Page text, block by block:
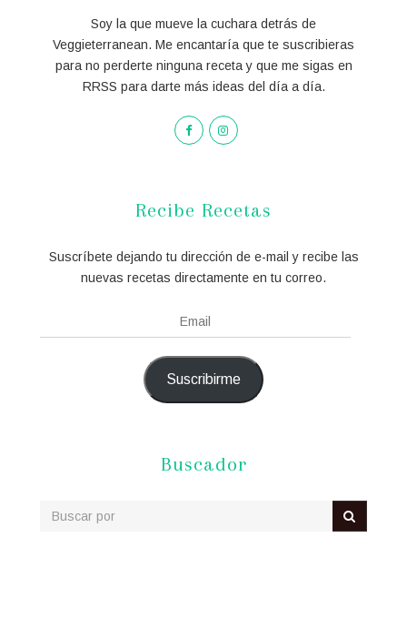
Soy la que mueve la cuchara detrás de
Veggieterranean. Me encantaría que te suscribieras
para no perderte ninguna receta y que me sigas en
RRSS para darte más ideas del día a día.
Recibe Recetas
Suscríbete dejando tu dirección de e-mail y recibe las
nuevas recetas directamente en tu correo.
Email
Suscribirme
Buscador